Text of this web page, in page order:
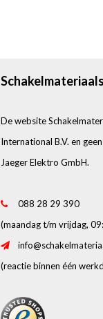
De website
International B.V. en
Jaeger Elektro GmbH.
088 28 29 390
(maandag t/m vrijdag,
(reactie binnen één